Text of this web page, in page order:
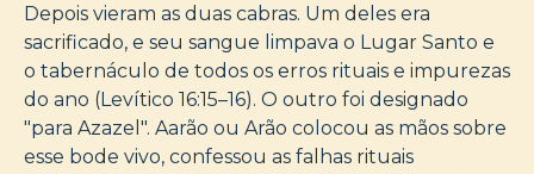
Depois vieram as duas cabras. Um deles era
sacrificado, e seu sangue limpava o Lugar Santo e
o tabernáculo de todos os erros rituais e impurezas
do ano (Levítico 16:15–16). O outro foi designado
"para Azazel". Aarão ou Arão colocou as mãos sobre
esse bode vivo, confessou as falhas rituais